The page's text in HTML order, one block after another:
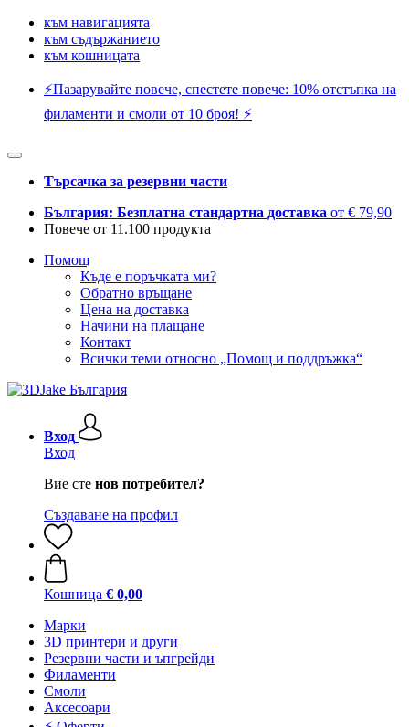
към навигацията
към съдържанието
към кошницата
⚡️Пазарувайте повече, спестете повече: 10% отстъпка на
филаменти и смоли от 10 броя! ⚡️
Търсачка за резервни части
България: Безплатна стандартна доставка от € 79,90
Повече от 11.100 продукта
Помощ
Къде е поръчката ми?
Обратно връщане
Цена на доставка
Начини на плащане
Контакт
Всички теми относно „Помощ и поддръжка“
Вход
Вход
Вие сте нов потребител?
Създаване на профил
Кошница € 0,00
Mарки
3D принтери и други
Резервни части и ъпгрейди
Филаменти
Смоли
Аксесоари